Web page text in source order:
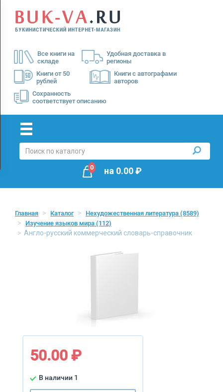
Все книги на
складе
Удобная доставка в
регионы
Книги от 50
рублей
Книги с автографами
авторов
Сохранность
соответствует описанию
Menu
Доставка
Оплата
0 на 0.00₽
Главная Каталог Нехудожественная литература (8589)
Изучение языков мира (112)
Англо-русский коммерческий словарь-справочник
50.00 ₽
В наличии 1